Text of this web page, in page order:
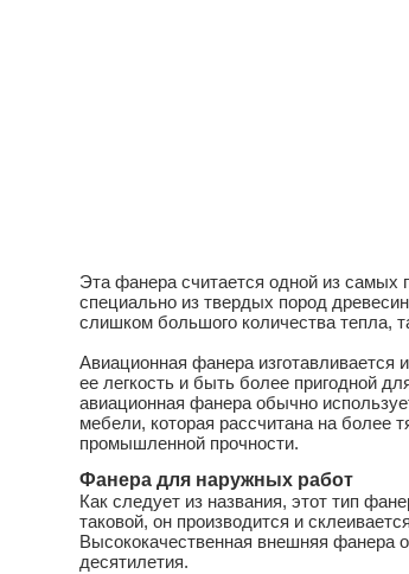
Эта фанера считается одной из самых
специально из твердых пород
слишком большого количества тепла,
Авиационная фанера изготавливается
ее легкость и быть более пригодной
авиационная фанера обычно
мебели, которая рассчитана на более
промышленной прочности.
Фанера для наружных работ
Как следует из названия, этот тип
таковой, он производится и
Высококачественная внешняя фанера
десятилетия.